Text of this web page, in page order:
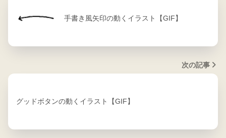
手書き風矢印の動くイラスト【GIF】
次の記事
グッドボタンの動くイラスト【GIF】